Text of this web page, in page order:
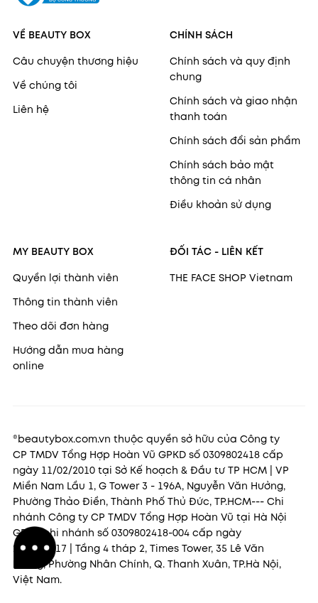
VỀ BEAUTY BOX
Câu chuyện thương hiệu
Về chúng tôi
Liên hệ
CHÍNH SÁCH
Chính sách và quy định
chung
Chính sách và giao nhận
thanh toán
Chính sách đổi sản phẩm
Chính sách bảo mật
thông tin cá nhân
Điều khoản sử dụng
MY BEAUTY BOX
Quyền lợi thành viên
Thông tin thành viên
Theo dõi đơn hàng
Hướng dẫn mua hàng
online
ĐỐI TÁC - LIÊN KẾT
THE FACE SHOP Vietnam
®beautybox.com.vn thuộc quyền sở hữu của Công ty
CP TMDV Tổng Hợp Hoàn Vũ GPKD số 0309802418 cấp
ngày 11/02/2010 tại Sở Kế hoạch & Đầu tư TP HCM | VP
Miền Nam Lầu 1, G Tower 3 - 196A, Nguyễn Văn Hưởng,
Phường Thảo Điền, Thành Phố Thủ Đức, TP.HCM--- Chi
nhánh Công ty CP TMDV Tổng Hợp Hoàn Vũ tại Hà Nội
GPKD chi nhánh số 0309802418-004 cấp ngày
22/11/2017 | Tầng 4 tháp 2, Times Tower, 35 Lê Văn
Lương, Phường Nhân Chính, Q. Thanh Xuân, TP.Hà Nội,
Việt Nam.